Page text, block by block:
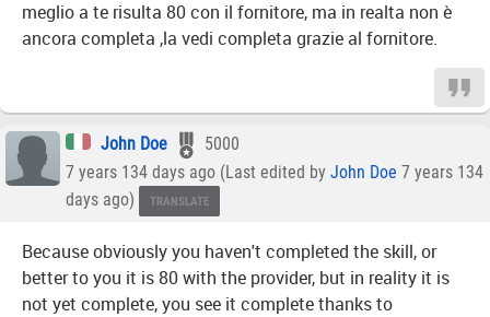
meglio a te risulta 80 con il fornitore, ma in realta non è
ancora completa ,la vedi completa grazie al fornitore.
John Doe
5000
7 years 134 days ago (Last edited by John Doe 7 years 134
days ago)
TRANSLATE
Because obviously you haven't completed the skill, or
better to you it is 80 with the provider, but in reality it is
not yet complete, you see it complete thanks to